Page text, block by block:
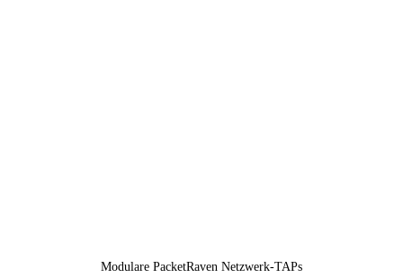
Modulare PacketRaven Netzwerk-TAPs